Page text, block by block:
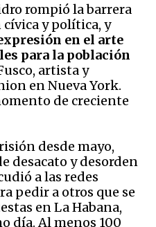
rompió la barrera
cívica y política, y
en el arte
para la población
artista y
en Nueva York.
de creciente
desde mayo,
desacato y desorden
a las redes
pedir a otros que se
en La Habana,
día. Al menos 100